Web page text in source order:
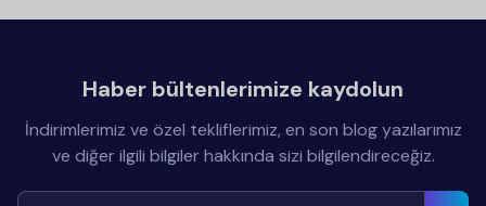
Haber bültenlerimize kaydolun
İndirimlerimiz ve özel tekliflerimiz, en son blog yazılarımız
ve diğer ilgili bilgiler hakkında sizi bilgilendireceğiz.